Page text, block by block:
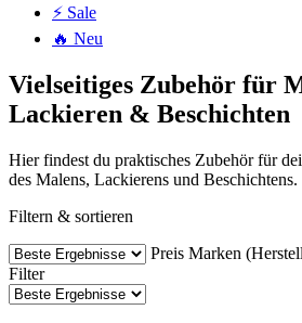
⚡ Sale
🔥 Neu
Vielseitiges Zubehör für
Lackieren & Beschichten
Hier findest du praktisches Zubehör für
des Malens, Lackierens und Beschichtens.
Filtern & sortieren
Preis Marken
Filter